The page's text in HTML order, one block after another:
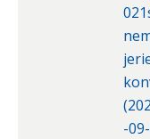
-